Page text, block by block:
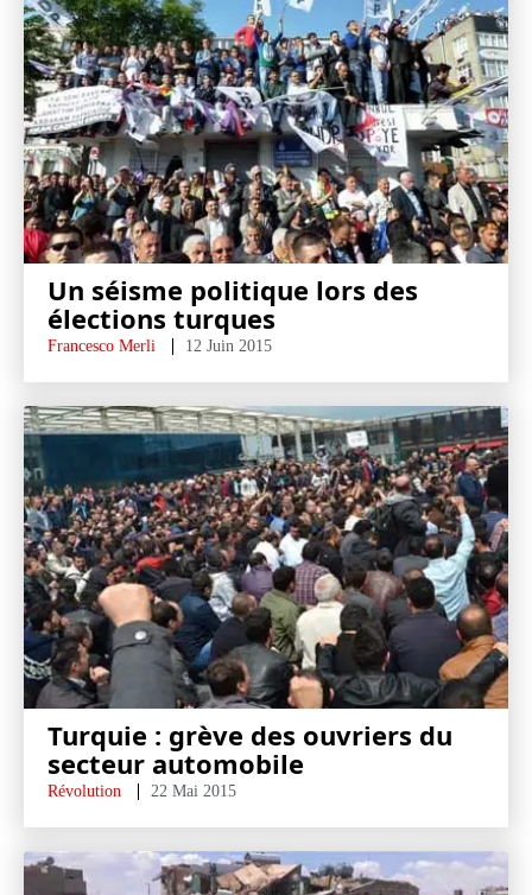
Un séisme politique lors des
élections turques
Francesco Merli 12 Juin 2015
Turquie : grève des ouvriers du
secteur automobile
Révolution 22 Mai 2015